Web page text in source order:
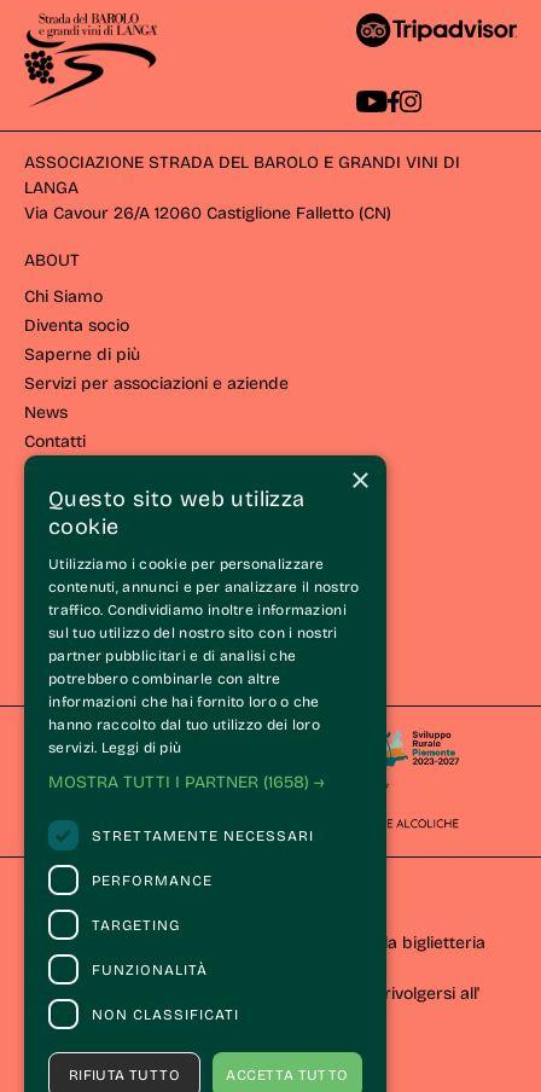
ASSOCIAZIONE STRADA DEL BAROLO E GRANDI VINI DI
LANGA
Via Cavour 26/A 12060 Castiglione Falletto (CN)
ABOUT
Chi Siamo
Diventa socio
Saperne di più
Servizi per associazioni e aziende
News
Contatti
VIVERE EL LANGHE
Vivi la strada
Eventi e iniziative
Esperienze
Itinerari
Wine Tasting Experience®
Le Langhe
CONTATTI
Per informazioni e supporto all'acquisto della biglietteria
Clicca qui
Per informazioni sul programma e l'evento, rivolgersi all'
organizzatore.
×
Questo sito web utilizza
cookie
Utilizziamo i cookie per personalizzare
contenuti, annunci e per analizzare il nostro
traffico. Condividiamo inoltre informazioni
sul tuo utilizzo del nostro sito con i nostri
partner pubblicitari e di analisi che
potrebbero combinarle con altre
informazioni che hai fornito loro o che
hanno raccolto dal tuo utilizzo dei loro
servizi. Leggi di più
MOSTRA TUTTI I PARTNER (1658) →
STRETTAMENTE NECESSARI
PERFORMANCE
TARGETING
FUNZIONALITÀ
NON CLASSIFICATI
ACCETTA TUTTO
RIFIUTA TUTTO